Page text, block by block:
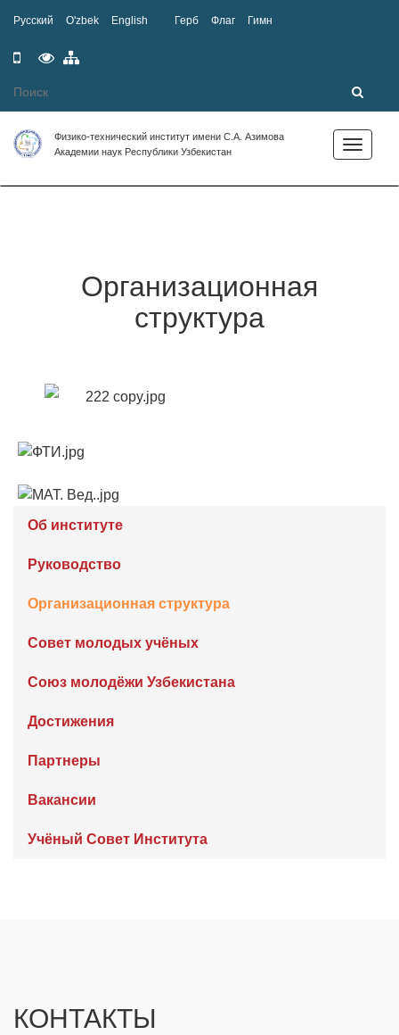
Русский O'zbek English Герб Флаг Гимн
версиявозможности
Toggle
navigation
Физико-технический институт имени С.А. Азимова
Академии наук Республики Узбекистан
Организационная
структура
Об институте
Руководство
Организационная структура
Совет молодых учёных
Союз молодёжи Узбекистана
Достижения
Партнеры
Вакансии
Учёный Совет Института
КОНТАКТЫ